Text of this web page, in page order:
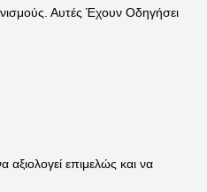
Αυτές Έχουν Οδηγήσει
επιμελώς και να